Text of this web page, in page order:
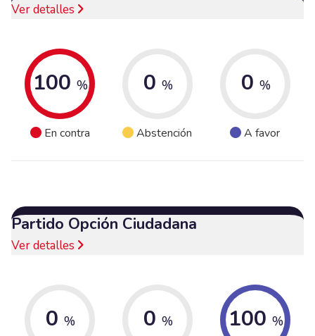
Ver detalles
100 %
En contra
0 %
Abstención
0 %
A favor
Partido Opción Ciudadana
Ver detalles
0 % 0 % 100 %